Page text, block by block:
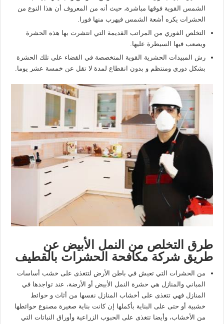
الشمس القوية فوقها مباشرة، حيث أنه من المعروف أن هذا النوع من
الحشرات يكره أشعة الشمس فيهرب منها فورا.
التخلص الفوري من المراتب القديمة التي انتشرت بها هذه الحشرة
ويصعب فيها السيطرة عليها.
رش المبيدات الحشرية القوية المتخصصة في القضاء على تلك الحشرة
بشكل دوري ومنتظم و بدون انقطاع لمدة لا تقل عن خمسة عشر يوما.
طرق التخلص من النمل الأبيض عن
طريق شركة مكافحة الحشرات بالقطيف
من الحشرات التي تعيش في باطن الأرض لتتغذى على خشب أساسات
المباني والمنازل هي حشرة النمل الأبيض أو الأرضة، عند تواجدها في
المنازل فهي تتغذى على أخشاب المنازل نفسها من أثاث و حوائط
خشبية أو حتى على البناية بأكملها إن كانت بناية صغيرة مصنوع حوائطها
من الأخشاب، وأيضا تتغذى على الحبوب الزراعية وأوراق النباتات التي